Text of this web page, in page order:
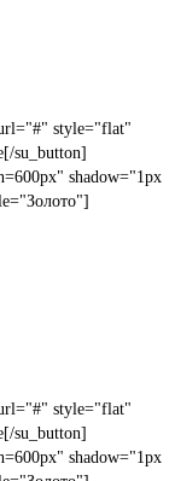
style="flat"
su_button]
shadow="1px
style="flat"
su_button]
shadow="1px